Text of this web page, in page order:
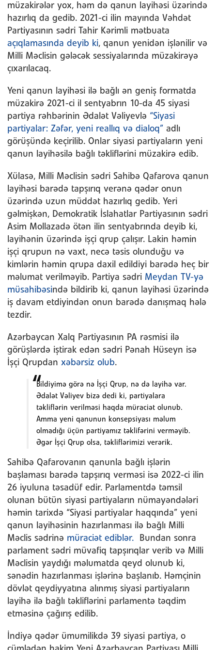
müzakirələr yox, həm də qanun layihəsi üzərində
hazırlıq da gedib. 2021-ci ilin mayında Vəhdət
Partiyasının sədri Tahir Kərimli mətbuata
açıqlamasında deyib ki, qanun yenidən işlənilir və
Milli Məclisin gələcək sessiyalarında müzakirəyə
çıxarılacaq.
Yeni qanun layihəsi ilə bağlı ən geniş formatda
müzakirə 2021-ci il sentyabrın 10-da 45 siyasi
partiya rəhbərinin Ədalət Vəliyevlə “Siyasi
partiyalar: Zəfər, yeni reallıq və dialoq” adlı
görüşündə keçirilib. Onlar siyasi partiyaların yeni
qanun layihəsilə bağlı təkliflərini müzakirə edib.
Xülasə, Milli Məclisin sədri Sahibə Qafarova qanun
layihəsi barədə tapşırıq verənə qədər onun
üzərində uzun müddət hazırlıq gedib. Yeri
gəlmişkən, Demokratik İslahatlar Partiyasının sədri
Asim Mollazadə ötən ilin sentyabrında deyib ki,
layihənin üzərində işçi qrup çalışır. Lakin həmin
işçi qrupun nə vaxt, necə təsis olunduğu və
kimlərin həmin qrupa daxil edildiyi barədə heç bir
məlumat verilməyib. Partiya sədri Meydan TV-yə
müsahibəsində bildirib ki, qanun layihəsi üzərində
iş davam etdiyindən onun barədə danışmaq hələ
tezdir.
Azərbaycan Xalq Partiyasının PA rəsmisi ilə
görüşlərdə iştirak edən sədri Pənah Hüseyn isə
İşçi Qrupdan xəbərsiz olub.
Bildiyimə görə nə İşçi Qrup, nə də layihə var.
Ədalət Vəliyev bizə dedi ki, partiyalara
təkliflərin verilməsi haqda müraciət olunub.
Amma yeni qanunun konsepsiyası məlum
olmadığı üçün partiyamız təklifərini verməyib.
Əgər İşçi Qrup olsa, təkliflərimizi verərik.
Sahibə Qafarovanın qanunla bağlı işlərin
başlaması barədə tapşırıq verməsi isə 2022-ci ilin
26 iyuluna təsadüf edir. Parlamentdə təmsil
olunan bütün siyasi partiyaların nümayəndələri
həmin tarixdə “Siyasi partiyalar haqqında” yeni
qanun layihəsinin hazırlanması ilə bağlı Milli
Məclis sədrinə müraciət ediblər.
Bundan sonra
parlament sədri müvafiq tapşırıqlar verib və Milli
Məclisin yaydığı məlumatda qeyd olunub ki,
sənədin hazırlanması işlərinə başlanıb. Həmçinin
dövlət qeydiyyatına alınmış siyasi partiyaların
layihə ilə bağlı təkliflərini parlamentə təqdim
etməsinə çağırış edilib.
İndiyə qədər ümumilikdə 39 siyasi partiya, o